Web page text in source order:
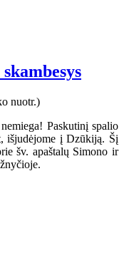
Paskutinį spalio
išjudėjome į Dzūkiją. Šį
šv. apaštalų Simono ir